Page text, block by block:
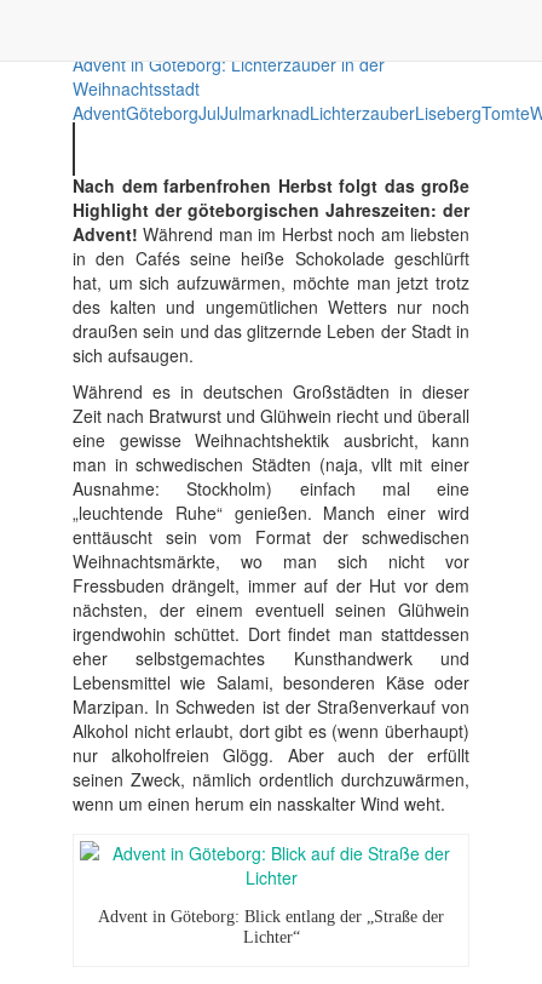
Advent in Göteborg: Lichterzauber in der
Weihnachtsstadt
AdventGöteborgJulJulmarknadLichterzauberLisebergTomte
Nach dem farbenfrohen Herbst folgt das große
Highlight der göteborgischen Jahreszeiten: der
Advent! Während man im Herbst noch am liebsten
in den Cafés seine heiße Schokolade geschlürft
hat, um sich aufzuwärmen, möchte man jetzt trotz
des kalten und ungemütlichen Wetters nur noch
draußen sein und das glitzernde Leben der Stadt in
sich aufsaugen.
Während es in deutschen Großstädten in dieser
Zeit nach Bratwurst und Glühwein riecht und überall
eine gewisse Weihnachtshektik ausbricht, kann
man in schwedischen Städten (naja, vllt mit einer
Ausnahme: Stockholm) einfach mal eine
„leuchtende Ruhe“ genießen. Manch einer wird
enttäuscht sein vom Format der schwedischen
Weihnachtsmärkte, wo man sich nicht vor
Fressbuden drängelt, immer auf der Hut vor dem
nächsten, der einem eventuell seinen Glühwein
irgendwohin schüttet. Dort findet man stattdessen
eher selbstgemachtes Kunsthandwerk und
Lebensmittel wie Salami, besonderen Käse oder
Marzipan. In Schweden ist der Straßenverkauf von
Alkohol nicht erlaubt, dort gibt es (wenn überhaupt)
nur alkoholfreien Glögg. Aber auch der erfüllt
seinen Zweck, nämlich ordentlich durchzuwärmen,
wenn um einen herum ein nasskalter Wind weht.
Advent in Göteborg: Blick entlang der „Straße der
Lichter“